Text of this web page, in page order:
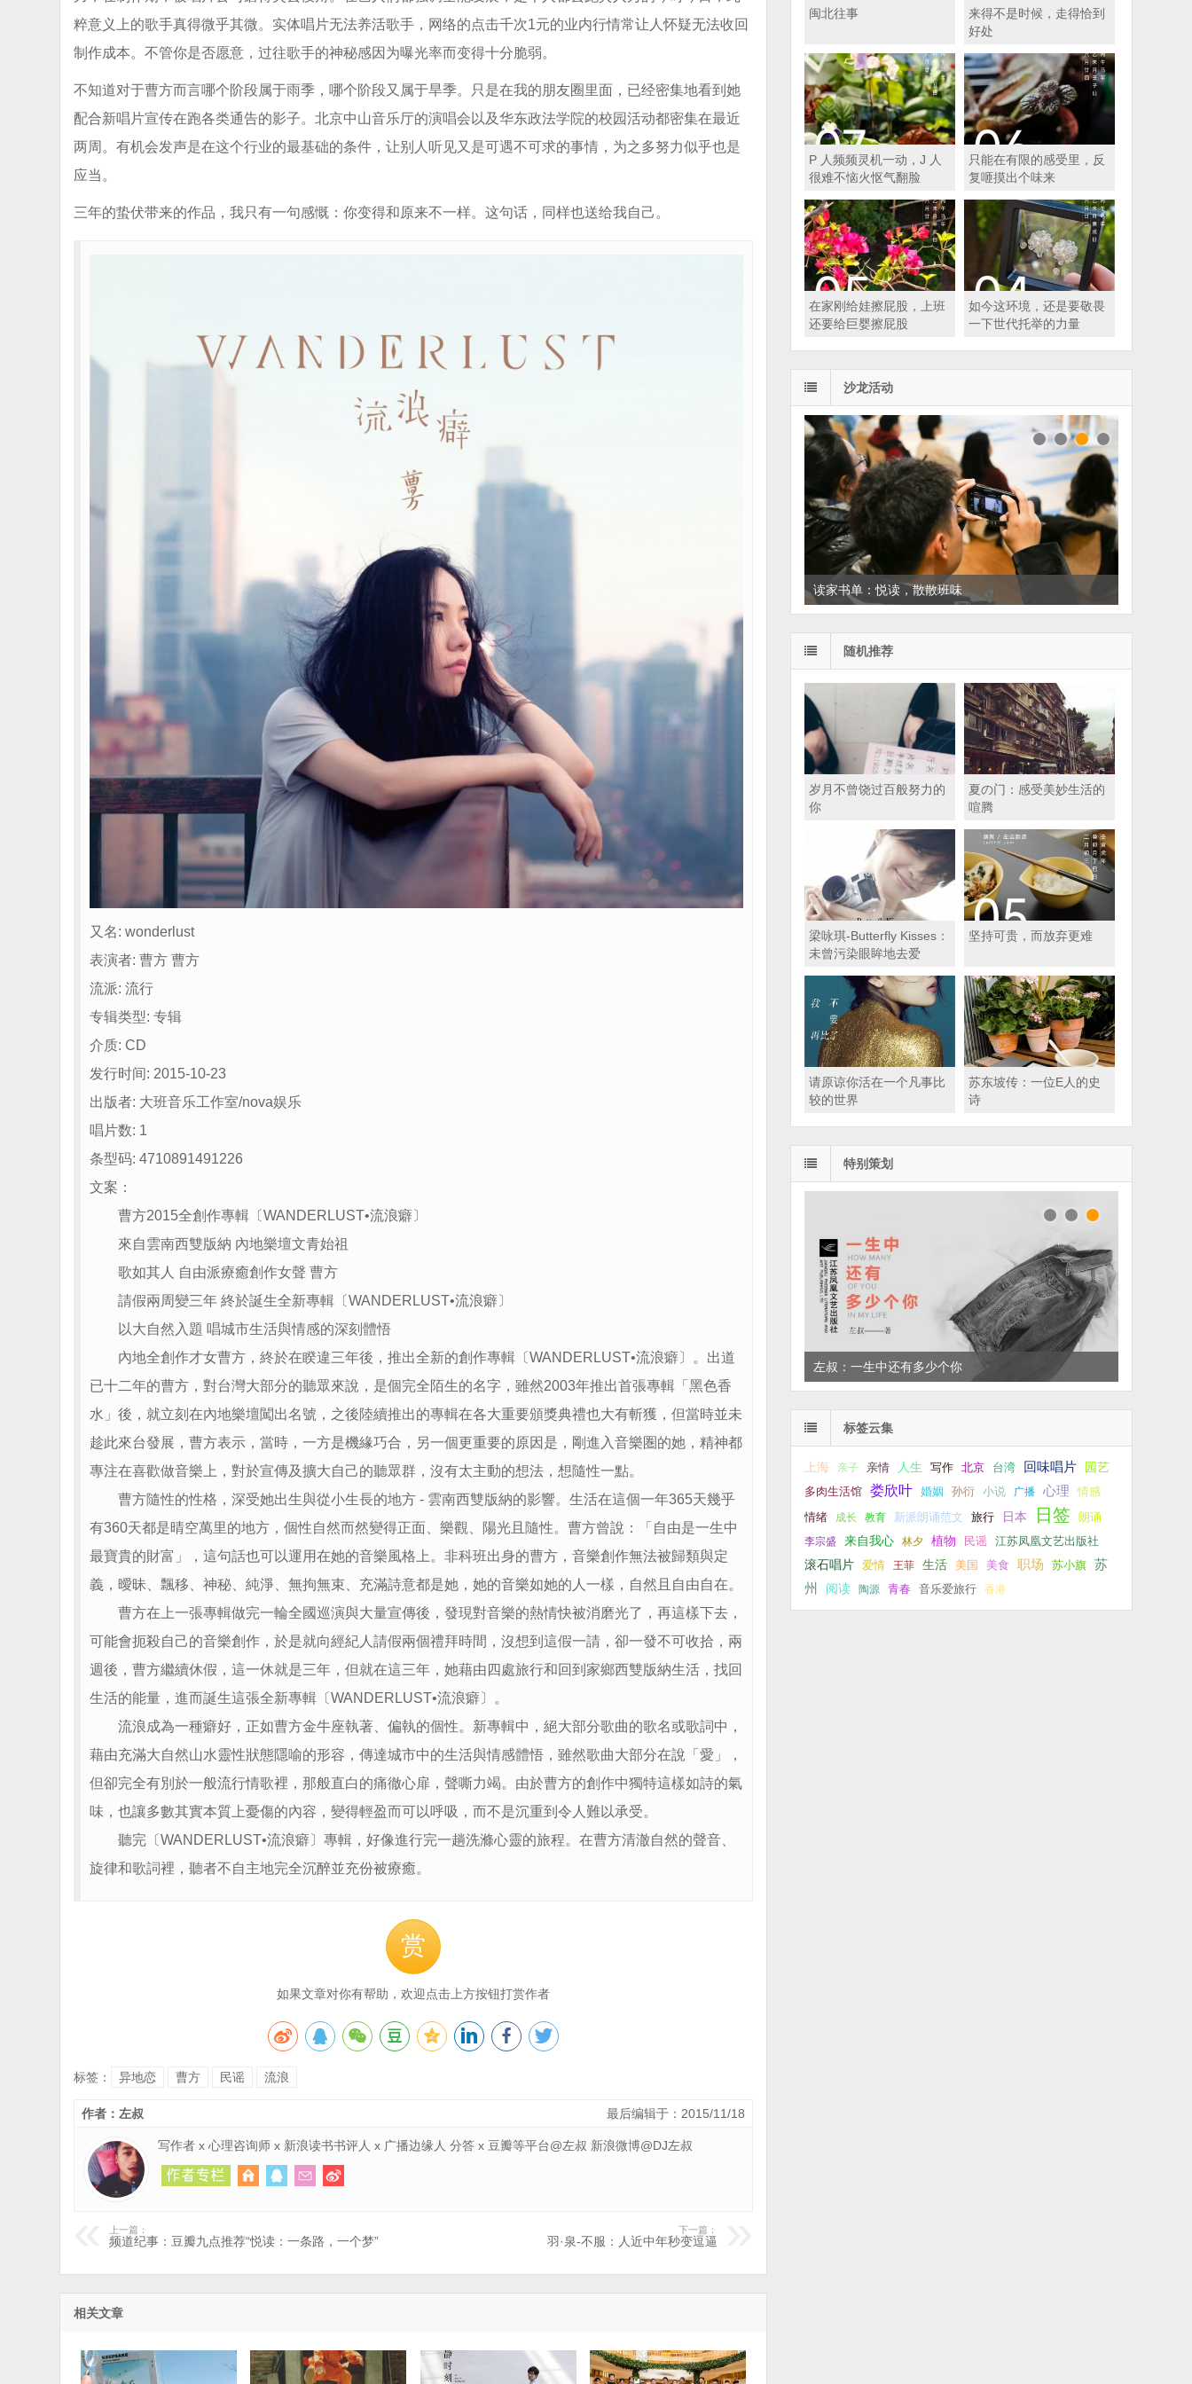
粹意义上的歌手真得微乎其微。实体唱片无法养活歌手，网络的点击千次1元的业内行情常让人怀疑无法收回
制作成本。不管你是否愿意，过往歌手的神秘感因为曝光率而变得十分脆弱。
不知道对于曹方而言哪个阶段属于雨季，哪个阶段又属于旱季。只是在我的朋友圈里面，已经密集地看到她
配合新唱片宣传在跑各类通告的影子。北京中山音乐厅的演唱会以及华东政法学院的校园活动都密集在最近
两周。有机会发声是在这个行业的最基础的条件，让别人听见又是可遇不可求的事情，为之多努力似乎也是
应当。
三年的蛰伏带来的作品，我只有一句感慨：你变得和原来不一样。这句话，同样也送给我自己。
又名: wonderlust
表演者: 曹方 曹方
流派: 流行
专辑类型: 专辑
介质: CD
发行时间: 2015-10-23
出版者: 大班音乐工作室/nova娱乐
唱片数: 1
条型码: 4710891491226
文案：
曹方2015全創作專輯〔WANDERLUST•流浪癖〕
來自雲南西雙版納 內地樂壇文青始祖
歌如其人 自由派療癒創作女聲 曹方
請假兩周變三年 終於誕生全新專輯〔WANDERLUST•流浪癖〕
以大自然入題 唱城市生活與情感的深刻體悟
內地全創作才女曹方，終於在睽違三年後，推出全新的創作專輯〔WANDERLUST•流浪癖〕。出道
已十二年的曹方，對台灣大部分的聽眾來說，是個完全陌生的名字，雖然2003年推出首張專輯「黑色香
水」後，就立刻在內地樂壇闖出名號，之後陸續推出的專輯在各大重要頒獎典禮也大有斬獲，但當時並未
趁此來台發展，曹方表示，當時，一方是機緣巧合，另一個更重要的原因是，剛進入音樂圏的她，精神都
專注在喜歡做音樂上，對於宣傳及擴大自己的聽眾群，沒有太主動的想法，想隨性一點。
曹方隨性的性格，深受她出生與從小生長的地方 - 雲南西雙版納的影響。生活在這個一年365天幾乎
有360天都是晴空萬里的地方，個性自然而然變得正面、樂觀、陽光且隨性。曹方曾說：「自由是一生中
最寶貴的財富」，這句話也可以運用在她的音樂風格上。非科班出身的曹方，音樂創作無法被歸類與定
義，曖昧、飄移、神秘、純淨、無拘無束、充滿詩意都是她，她的音樂如她的人一樣，自然且自由自在。
曹方在上一張專輯做完一輪全國巡演與大量宣傳後，發現對音樂的熱情快被消磨光了，再這樣下去，
可能會扼殺自己的音樂創作，於是就向經紀人請假兩個禮拜時間，沒想到這假一請，卻一發不可收拾，兩
週後，曹方繼續休假，這一休就是三年，但就在這三年，她藉由四處旅行和回到家鄉西雙版納生活，找回
生活的能量，進而誕生這張全新專輯〔WANDERLUST•流浪癖〕。
流浪成為一種癖好，正如曹方金牛座執著、偏執的個性。新專輯中，絕大部分歌曲的歌名或歌詞中，
藉由充滿大自然山水靈性狀態隱喻的形容，傳達城市中的生活與情感體悟，雖然歌曲大部分在說「愛」，
但卻完全有別於一般流行情歌裡，那般直白的痛徹心扉，聲嘶力竭。由於曹方的創作中獨特這樣如詩的氣
味，也讓多數其實本質上憂傷的內容，變得輕盈而可以呼吸，而不是沉重到令人難以承受。
聽完〔WANDERLUST•流浪癖〕專輯，好像進行完一趟洗滌心靈的旅程。在曹方清澈自然的聲音、
旋律和歌詞裡，聽者不自主地完全沉醉並充份被療癒。
赏
如果文章对你有帮助，欢迎点击上方按钮打赏作者
标签： 异地恋 曹方 民谣 流浪
最后编辑于：2015/11/18
作者：左叔
写作者 x 心理咨询师 x 新浪读书书评人 x 广播边缘人 分答 x 豆瓣等平台@左叔 新浪微博@DJ左叔
上一篇：
频道纪事：豆瓣九点推荐“悦读：一条路，一个梦”
下一篇：
羽·泉-不服：人近中年秒变逗逼
相关文章
闽北往事
来得不是时候，走得恰到
好处
P 人频频灵机一动，J 人
很难不恼火怄气翻脸
只能在有限的感受里，反
复咂摸出个味来
在家刚给娃擦屁股，上班
还要给巨婴擦屁股
如今这环境，还是要敬畏
一下世代托举的力量
沙龙活动
读家书单：悦读，散散班味
随机推荐
岁月不曾饶过百般努力的
你
夏の门：感受美妙生活的
喧腾
梁咏琪-Butterfly Kisses：
未曾污染眼眸地去爱
坚持可贵，而放弃更难
请原谅你活在一个凡事比
较的世界
苏东坡传：一位E人的史
诗
特别策划
读家书单：2021，我读过的9本好书
左叔：一生中还有多少个你
标签云集
上海 亲子 亲情 人生 写作 北京 台湾 回味唱片 园艺
多肉生活馆 娄欣叶 婚姻 孙衍 小说 广播 心理 情感
情绪 成长 教育 新派朗诵范文 旅行 日本 日签 朗诵
李宗盛 来自我心 林夕 植物 民谣
江苏凤凰文艺出版社
滚石唱片
爱情 王菲 生活 美国 美食 职场 苏小旗
苏
州
阅读 陶源 青春 音乐爱旅行 香港